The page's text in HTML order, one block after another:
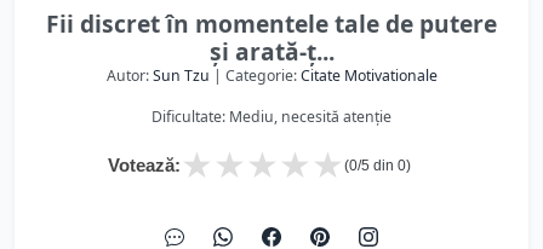
Fii discret în momentele tale de putere
și arată-ț...
Autor:Sun Tzu | Categorie:Citate Motivationale
Dificultate: Mediu, necesită atenție
Votează: ★
★
★
★
★ (0/5 din 0)